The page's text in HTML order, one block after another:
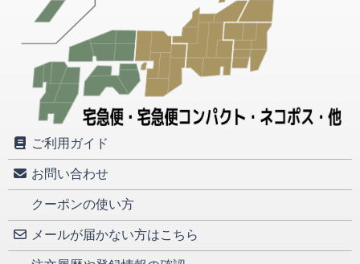
ご利用ガイド
お問い合わせ
クーポンの使い方
メールが届かない方はこちら